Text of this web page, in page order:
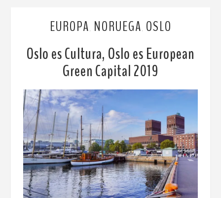
EUROPA NORUEGA OSLO
Oslo es Cultura, Oslo es European
Green Capital 2019